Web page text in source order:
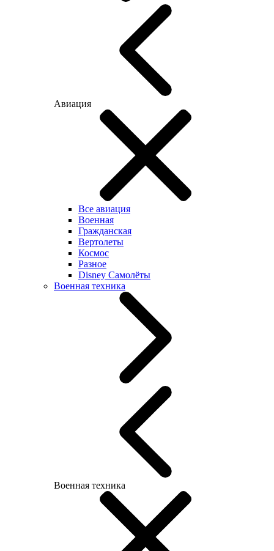
Авиация
Все авиация
Военная
Гражданская
Вертолеты
Космос
Разное
Disney Самолёты
Военная техника
Военная техника